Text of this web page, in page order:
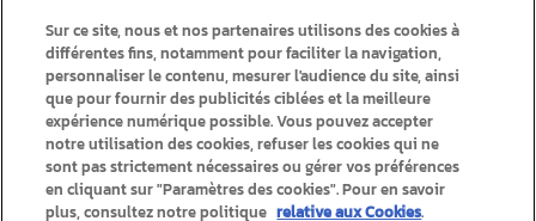
Produits
Tablettes
Pralines
Chokotoff
Bâtons
Saisonniers
Autres chocolats
Recettes
Recettes originales
Recettes d'été
Recettes d'hiver
Sur ce site, nous et nos partenaires utilisons des cookies à
différentes fins, notamment pour faciliter la navigation,
personnaliser le contenu, mesurer l'audience du site, ainsi
que pour fournir des publicités ciblées et la meilleure
expérience numérique possible. Vous pouvez accepter
notre utilisation des cookies, refuser les cookies qui ne
sont pas strictement nécessaires ou gérer vos préférences
en cliquant sur "Paramètres des cookies". Pour en savoir
plus, consultez notre politique relative aux Cookies.